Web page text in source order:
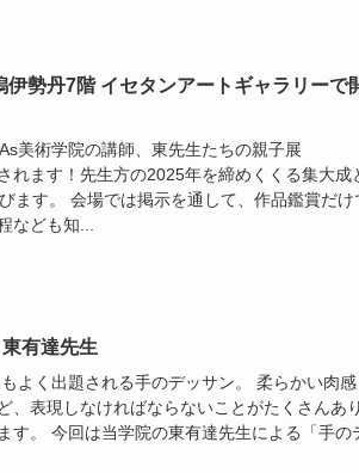
勢丹7階 イセタンアートギャラリーで
美術学院の講師、東先生たちの親子展
れます！先生方の2025年を締めくくる集大成
ます。 会場では掲示を通して、作品鑑賞だけ
なども知...
有達先生
よく出題される手のデッサン。 柔らかい肉感
、表現しなければならないことがたくさんあり
す。 今回は当学院の東有達先生による「手の